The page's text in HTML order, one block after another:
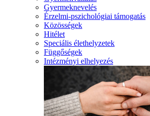
Gyermeknevelés
Érzelmi-pszichológiai támogatás
Közösségek
Hitélet
Speciális élethelyzetek
Függőségek
Intézményi elhelyezés